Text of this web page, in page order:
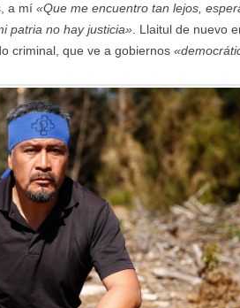
a mí «Que me encuentro tan lejos,
patria no hay justicia». Llaitul de nuevo
criminal, que ve a gobiernos